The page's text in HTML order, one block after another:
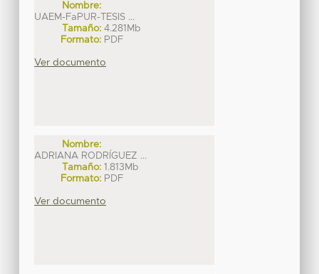
Nombre:
UAEM-FaPUR-TESIS ...
Tamaño: 4.281Mb
Formato: PDF
Ver documento
Nombre:
ADRIANA RODRÍGUEZ ...
Tamaño: 1.813Mb
Formato: PDF
Ver documento